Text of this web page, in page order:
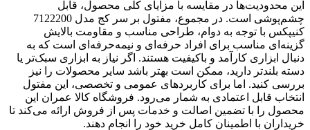
این محدودیت‌ها در مقایسه با مزایای کلی محصول، قابل
چشم‌پوشی است. در مجموع، مفتول بر سر کج مدل 7122200
کنیپکس با توجه به دوام، طراحی مناسب و مقاومت بالایش
گزینه‌ای مناسب برای افراد حرفه‌ای و نیمه‌حرفه‌ای است که به
دنبال ابزاری کارآمد و باکیفیت هستند. اگر نیاز به ابزاری سبک‌تر یا
دسته بلندتر دارید، ممکن است بهتر باشد سایر محصولات را نیز
بررسی کنید. اما برای کاربردهای عمومی و تخصصی، این مفتول
انتخاب قابل اعتمادی به شمار می‌رود. فروشگاه کالا عمران این
محصول را با تضمین اصالت و خدمات پس از فروش ارائه می‌کند تا
خریداران با اطمینان کامل خرید خود را انجام دهند.